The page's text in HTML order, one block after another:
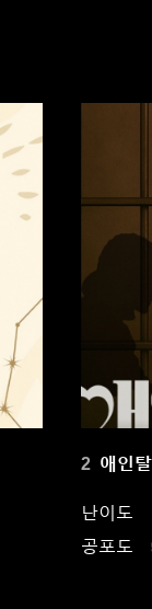
2 애인
난이도
공포도